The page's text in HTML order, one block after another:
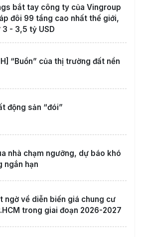
bắt tay công ty của Vingroup
đôi 99 tầng cao nhất thế giới,
3 - 3,5 tỷ USD
“Buồn” của thị trường đất nền
động sản “đói”
nhà chạm ngưỡng, dự báo khó
ngắn hạn
ngờ về diễn biến giá chung cư
trong giai đoạn 2026-2027